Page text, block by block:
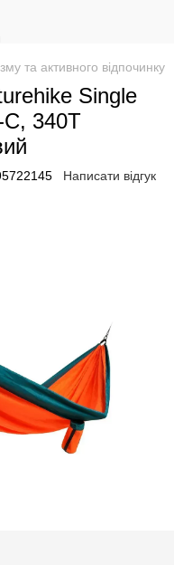
та активного відпочинку
Single
340T
Написати відгук